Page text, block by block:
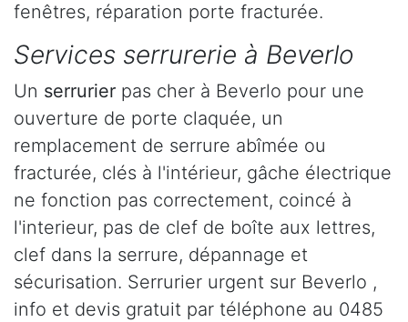
fenêtres, réparation porte fracturée.
Services serrurerie à Beverlo
Un serrurier pas cher à Beverlo pour une
ouverture de porte claquée, un
remplacement de serrure abîmée ou
fracturée, clés à l'intérieur, gâche électrique
ne fonction pas correctement, coincé à
l'interieur, pas de clef de boîte aux lettres,
clef dans la serrure, dépannage et
sécurisation. Serrurier urgent sur Beverlo ,
info et devis gratuit par téléphone au 0485